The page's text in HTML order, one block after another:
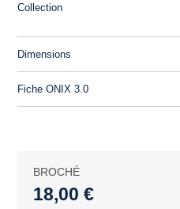
Collection
Dimensions
Fiche ONIX 3.0
BROCHÉ
18,00 €